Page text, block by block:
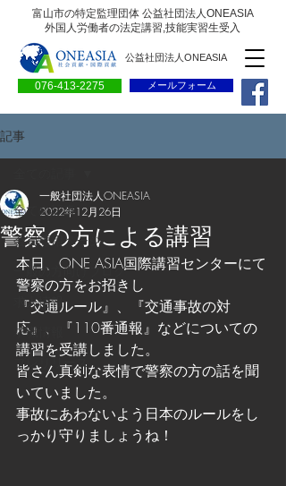
富山市の特定監理団体 公益社団法人ONEASIA
外国人労働者の法定講習,技能実習生受入
076-413-2275
公益社団法人ONEASIA
メールフォーム
記事
全ての記事
会員専用ページ
一般の方向けブログ
求人情報
求職情報
プレリリース
警察の方による講習
一般社団法人ONEASIA
2022年12月26日
本日、ONE ASIA国際講習センターにて
警察の方をお招きし
『交通ルール』、『交通事故の対
応』、『110番通報』などについての
講習を受講しました。
皆さん真剣な表情で警察の方の話を聞
いていました。
事故にあわないよう日本のルールをし
っかり守りましょうね！